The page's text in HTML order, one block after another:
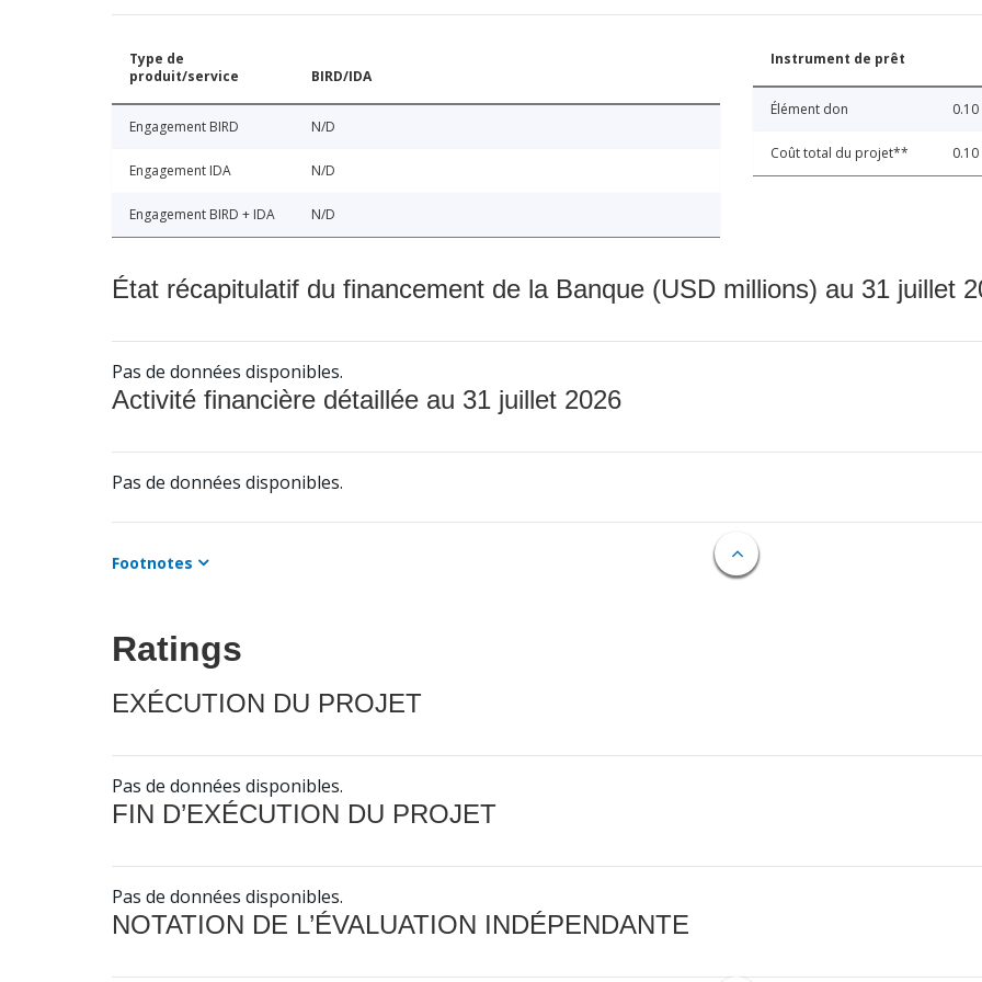
Type de
produit/service
BIRD/IDA
Engagement BIRD N/D
Engagement IDA N/D
Engagement BIRD + IDA N/D
Instrument de prêt
Élément don 0.10
Coût total du projet** 0.10
État récapitulatif du financement de la Banque (USD millions) au 31 juillet
Pas de données disponibles.
Activité financière détaillée au 31 juillet 2026
Pas de données disponibles.
Footnotes
Ratings
EXÉCUTION DU PROJET
Pas de données disponibles.
FIN D’EXÉCUTION DU PROJET
Pas de données disponibles.
NOTATION DE L’ÉVALUATION INDÉPENDANTE